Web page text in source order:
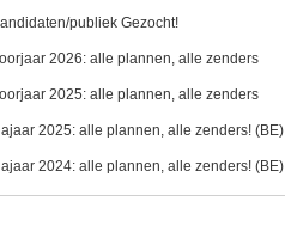
publiek Gezocht!
2026: alle plannen, alle zenders
2025: alle plannen, alle zenders
2025: alle plannen, alle zenders! (BE)
2024: alle plannen, alle zenders! (BE)